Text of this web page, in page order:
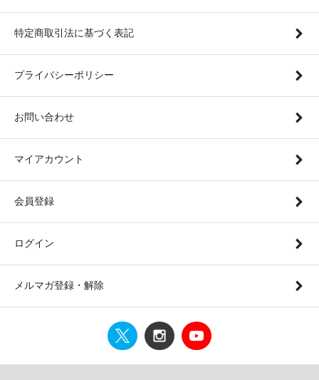
特定商取引法に基づく表記
プライバシーポリシー
お問い合わせ
マイアカウント
会員登録
ログイン
メルマガ登録・解除